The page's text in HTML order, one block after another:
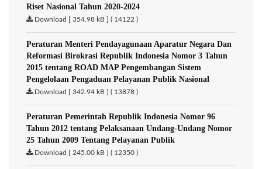
Riset Nasional Tahun 2020-2024
Download [ 354.98 kB ] ( 14122 )
Peraturan Menteri Pendayagunaan Aparatur Negara Dan
Reformasi Birokrasi Republik Indonesia Nomor 3 Tahun
2015 tentang ROAD MAP Pengembangan Sistem
Pengelolaan Pengaduan Pelayanan Publik Nasional
Download [ 342.94 kB ] ( 13878 )
Peraturan Pemerintah Republik Indonesia Nomor 96
Tahun 2012 tentang Pelaksanaan Undang-Undang Nomor
25 Tahun 2009 Tentang Pelayanan Publik
Download [ 245.00 kB ] ( 12350 )